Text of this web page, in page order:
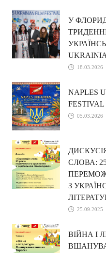
У
18.03.2026
NAPLES
FESTIVAL
05.03.2026
СЛОВА:
З
25.09.2025
ВІЙНА І